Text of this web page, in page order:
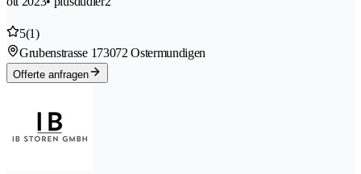
5(1)
Grubenstrasse 173072 Ostermundigen
Offerte anfragen